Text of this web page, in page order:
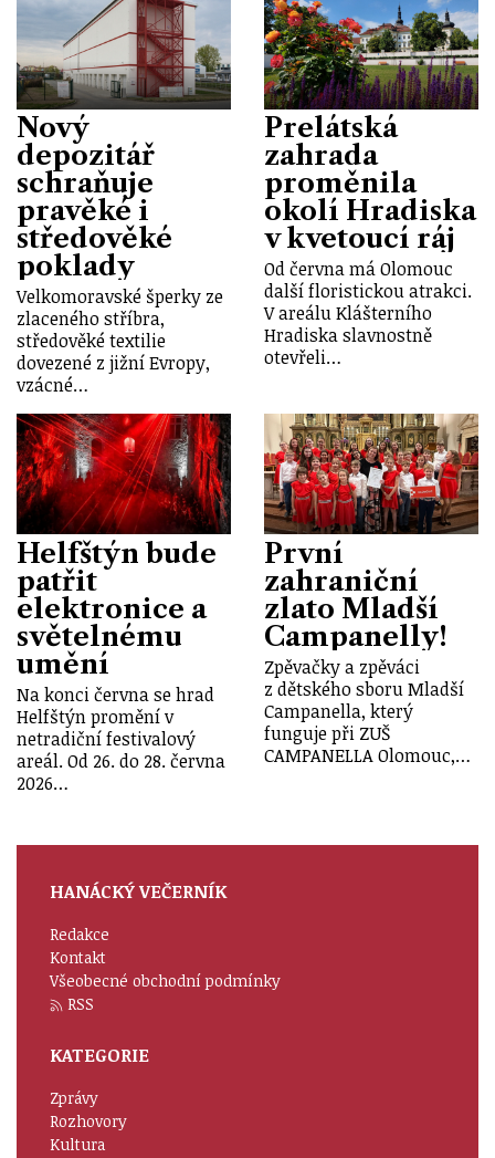
Nový
depozitář
schraňuje
pravěké i
středověké
poklady
Velkomoravské šperky ze
zlaceného stříbra,
středověké textilie
dovezené z jižní Evropy,
vzácné…
Prelátská
zahrada
proměnila
okolí Hradiska
v kvetoucí ráj
Od června má Olomouc
další floristickou atrakci.
V areálu Klášterního
Hradiska slavnostně
otevřeli…
Helfštýn bude
patřit
elektronice a
světelnému
umění
Na konci června se hrad
Helfštýn promění v
netradiční festivalový
areál. Od 26. do 28. června
2026…
První
zahraniční
zlato Mladší
Campanelly!
Zpěvačky a zpěváci
z dětského sboru Mladší
Campanella, který
funguje při ZUŠ
CAMPANELLA Olomouc,…
HANÁCKÝ VEČERNÍK
Redakce
Kontakt
Všeobecné obchodní podmínky
RSS
KATEGORIE
Zprávy
Rozhovory
Kultura